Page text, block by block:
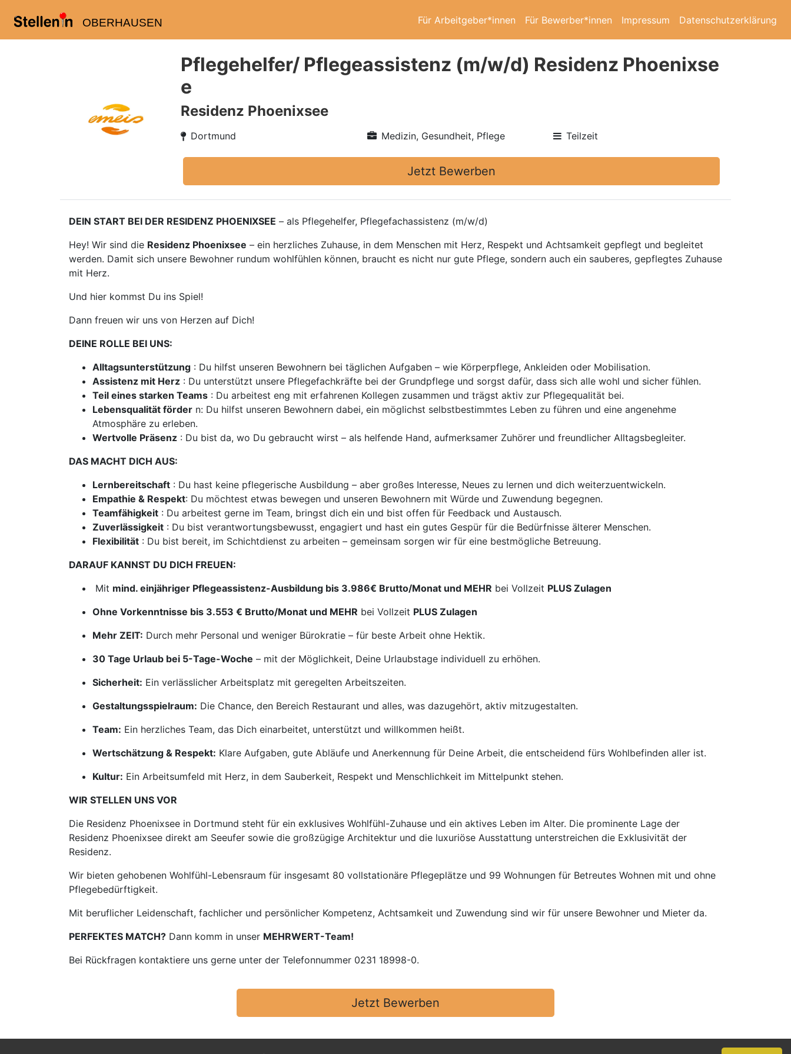
OBERHAUSEN Für Arbeitgeber*innen Für Bewerber*innen Impressum Datenschutzerklärung
Pflegehelfer/ Pflegeassistenz (m/w/d) Residenz Phoenixse
e
Residenz Phoenixsee
Dortmund Medizin, Gesundheit, Pflege Teilzeit
Jetzt Bewerben
DEIN START BEI DER RESIDENZ PHOENIXSEE – als Pflegehelfer, Pflegefachassistenz (m/w/d)
Hey! Wir sind die Residenz Phoenixsee – ein herzliches Zuhause, in dem Menschen mit Herz, Respekt und Achtsamkeit gepflegt und begleitet
werden. Damit sich unsere Bewohner rundum wohlfühlen können, braucht es nicht nur gute Pflege, sondern auch ein sauberes, gepflegtes Zuhause
mit Herz.
Und hier kommst Du ins Spiel!
Dann freuen wir uns von Herzen auf Dich!
DEINE ROLLE BEI UNS:
Alltagsunterstützung : Du hilfst unseren Bewohnern bei täglichen Aufgaben – wie Körperpflege, Ankleiden oder Mobilisation.
Assistenz mit Herz : Du unterstützt unsere Pflegefachkräfte bei der Grundpflege und sorgst dafür, dass sich alle wohl und sicher fühlen.
Teil eines starken Teams : Du arbeitest eng mit erfahrenen Kollegen zusammen und trägst aktiv zur Pflegequalität bei.
Lebensqualität förder n: Du hilfst unseren Bewohnern dabei, ein möglichst selbstbestimmtes Leben zu führen und eine angenehme
Atmosphäre zu erleben.
Wertvolle Präsenz : Du bist da, wo Du gebraucht wirst – als helfende Hand, aufmerksamer Zuhörer und freundlicher Alltagsbegleiter.
DAS MACHT DICH AUS:
Lernbereitschaft : Du hast keine pflegerische Ausbildung – aber großes Interesse, Neues zu lernen und dich weiterzuentwickeln.
Empathie & Respekt: Du möchtest etwas bewegen und unseren Bewohnern mit Würde und Zuwendung begegnen.
Teamfähigkeit : Du arbeitest gerne im Team, bringst dich ein und bist offen für Feedback und Austausch.
Zuverlässigkeit : Du bist verantwortungsbewusst, engagiert und hast ein gutes Gespür für die Bedürfnisse älterer Menschen.
Flexibilität : Du bist bereit, im Schichtdienst zu arbeiten – gemeinsam sorgen wir für eine bestmögliche Betreuung.
DARAUF KANNST DU DICH FREUEN:
Mit mind. einjähriger Pflegeassistenz-Ausbildung bis 3.986€ Brutto/Monat und MEHR bei Vollzeit PLUS Zulagen
Ohne Vorkenntnisse bis 3.553 € Brutto/Monat und MEHR bei Vollzeit PLUS Zulagen
Mehr ZEIT: Durch mehr Personal und weniger Bürokratie – für beste Arbeit ohne Hektik.
30 Tage Urlaub bei 5-Tage-Woche – mit der Möglichkeit, Deine Urlaubstage individuell zu erhöhen.
Sicherheit: Ein verlässlicher Arbeitsplatz mit geregelten Arbeitszeiten.
Gestaltungsspielraum: Die Chance, den Bereich Restaurant und alles, was dazugehört, aktiv mitzugestalten.
Team: Ein herzliches Team, das Dich einarbeitet, unterstützt und willkommen heißt.
Wertschätzung & Respekt: Klare Aufgaben, gute Abläufe und Anerkennung für Deine Arbeit, die entscheidend fürs Wohlbefinden aller ist.
Kultur: Ein Arbeitsumfeld mit Herz, in dem Sauberkeit, Respekt und Menschlichkeit im Mittelpunkt stehen.
WIR STELLEN UNS VOR
Die Residenz Phoenixsee in Dortmund steht für ein exklusives Wohlfühl-Zuhause und ein aktives Leben im Alter. Die prominente Lage der
Residenz Phoenixsee direkt am Seeufer sowie die großzügige Architektur und die luxuriöse Ausstattung unterstreichen die Exklusivität der
Residenz.
Wir bieten gehobenen Wohlfühl-Lebensraum für insgesamt 80 vollstationäre Pflegeplätze und 99 Wohnungen für Betreutes Wohnen mit und ohne
Pflegebedürftigkeit.
Mit beruflicher Leidenschaft, fachlicher und persönlicher Kompetenz, Achtsamkeit und Zuwendung sind wir für unsere Bewohner und Mieter da.
PERFEKTES MATCH? Dann komm in unser MEHRWERT-Team!
Bei Rückfragen kontaktiere uns gerne unter der Telefonnummer 0231 18998-0.
Jetzt Bewerben